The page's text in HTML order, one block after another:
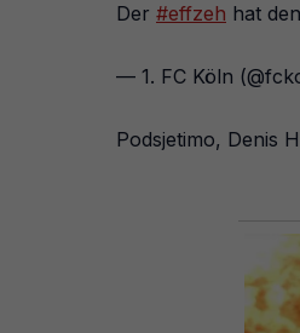
Der #effzeh hat
— 1. FC Köln
Podsjetimo, Denis